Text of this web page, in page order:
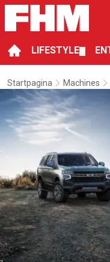
LIFESTYLE
Startpagina Machines